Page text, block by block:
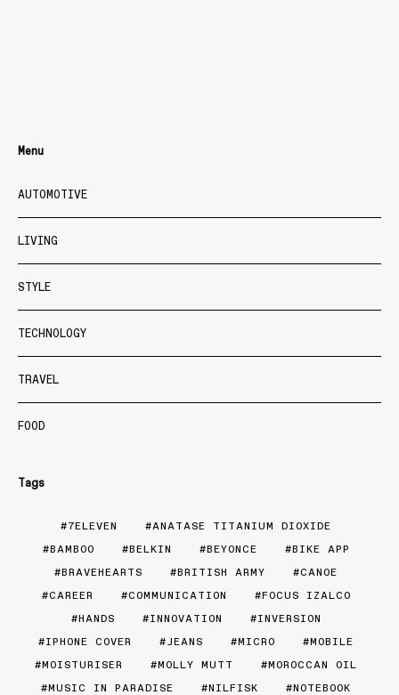
Menu
AUTOMOTIVE
LIVING
STYLE
TECHNOLOGY
TRAVEL
FOOD
Tags
7ELEVEN
ANATASE TITANIUM DIOXIDE
BAMBOO
BELKIN BEYONCE
BIKE APP
BRAVEHEARTS
BRITISH ARMY
CANOE
CAREER
COMMUNICATION
FOCUS IZALCO
HANDS
INNOVATION
INVERSION
IPHONE COVER
JEANS MICRO
MOBILE
MOISTURISER
MOLLY MUTT
MOROCCAN OIL
MUSIC IN PARADISE
NILFISK
NOTEBOOK